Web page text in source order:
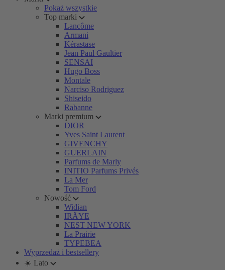
Pokaż wszystkie
Top marki
Lancôme
Armani
Kérastase
Jean Paul Gaultier
SENSAI
Hugo Boss
Montale
Narciso Rodriguez
Shiseido
Rabanne
Marki premium
DIOR
Yves Saint Laurent
GIVENCHY
GUERLAIN
Parfums de Marly
INITIO Parfums Privés
La Mer
Tom Ford
Nowość
Widian
IRÄYE
NEST NEW YORK
La Prairie
TYPEBEA
Wyprzedaż i bestsellery
☀️ Lato